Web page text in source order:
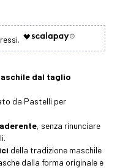
dal taglio
da Pastelli per
aderente, senza rinunciare
della tradizione maschile
dalla forma originale e